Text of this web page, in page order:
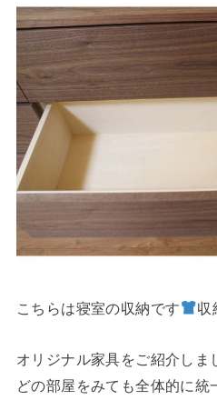
こちらは寝室の収納です 収
オリジナル家具をご紹介しま
どの部屋をみても全体的に